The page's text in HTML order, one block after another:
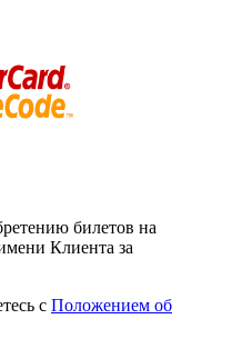
билетов на
Клиента за
с Положением об